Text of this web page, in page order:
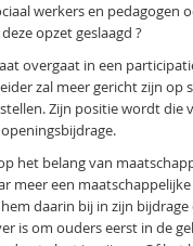
werkers en
opzet geslaagd ?
overgaat in een
zal meer gericht zijn
Zijn positie wordt die
het belang van
meer een
daarin bij in zijn
is om ouders eerst in de